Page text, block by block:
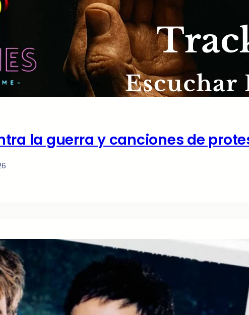
la guerra y canciones de